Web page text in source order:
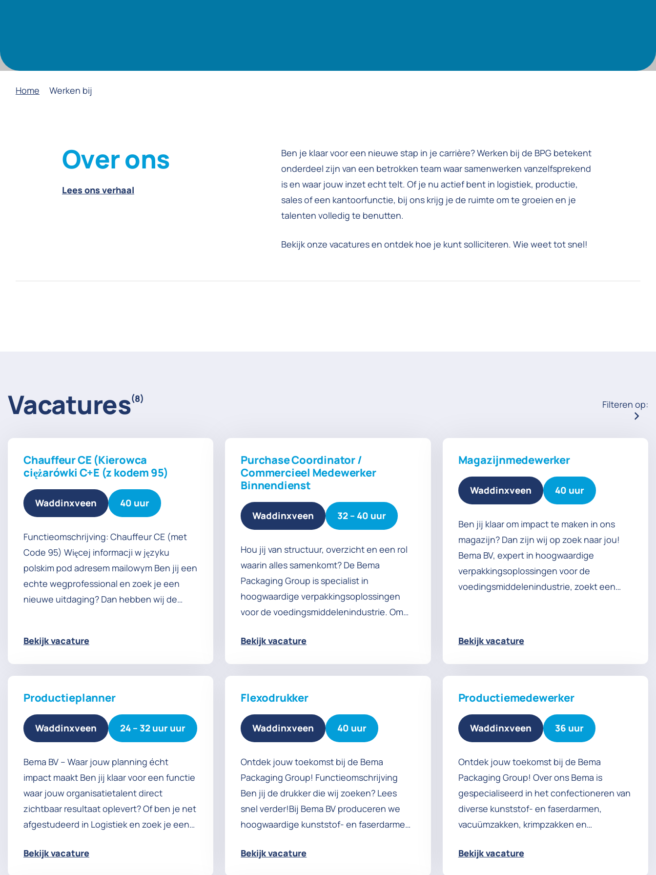
Home Werken bij
Over ons
Lees ons verhaal
Ben je klaar voor een nieuwe stap in je carrière? Werken bij de BPG betekent
onderdeel zijn van een betrokken team waar samenwerken vanzelfsprekend
is en waar jouw inzet echt telt. Of je nu actief bent in logistiek, productie,
sales of een kantoorfunctie, bij ons krijg je de ruimte om te groeien en je
talenten volledig te benutten.
Bekijk onze vacatures en ontdek hoe je kunt solliciteren. Wie weet tot snel!
Vacatures(8)
Filteren op:
Chauffeur CE (Kierowca
ciężarówki C+E (z kodem 95)
Waddinxveen 40 uur
Functieomschrijving: Chauffeur CE (met
Code 95) Więcej informacji w języku
polskim pod adresem mailowym Ben jij een
echte wegprofessional en zoek je een
nieuwe uitdaging? Dan hebben wij de
Bekijk vacature
Purchase Coordinator /
Commercieel Medewerker
Binnendienst
Waddinxveen 32 – 40 uur
Hou jij van structuur, overzicht en een rol
waarin alles samenkomt? De Bema
Packaging Group is specialist in
hoogwaardige verpakkingsoplossingen
voor de voedingsmiddelenindustrie. Om
nauwkeurige en proactieve Purchase
Bekijk vacature
Magazijnmedewerker
Waddinxveen 40 uur
Ben jij klaar om impact te maken in ons
magazijn? Dan zijn wij op zoek naar jou!
Bema BV, expert in hoogwaardige
verpakkingsoplossingen voor de
voedingsmiddelenindustrie, zoekt een
Bekijk vacature
Productieplanner
Waddinxveen 24 – 32 uur uur
Bema BV – Waar jouw planning écht
impact maakt Ben jij klaar voor een functie
waar jouw organisatietalent direct
zichtbaar resultaat oplevert? Of ben je net
afgestudeerd in Logistiek en zoek je een
Bekijk vacature
Flexodrukker
Waddinxveen 40 uur
Ontdek jouw toekomst bij de Bema
Packaging Group! Functieomschrijving
Ben jij de drukker die wij zoeken? Lees
snel verder!Bij Bema BV produceren we
hoogwaardige kunststof- en faserdarmen,
lengtedarmen. Ook beschikken we over
Bekijk vacature
Productiemedewerker
Waddinxveen 36 uur
Ontdek jouw toekomst bij de Bema
Packaging Group! Over ons Bema is
gespecialiseerd in het confectioneren van
diverse kunststof- en faserdarmen,
vacuümzakken, krimpzakken en
over een eigen drukkerij waar we
Bekijk vacature